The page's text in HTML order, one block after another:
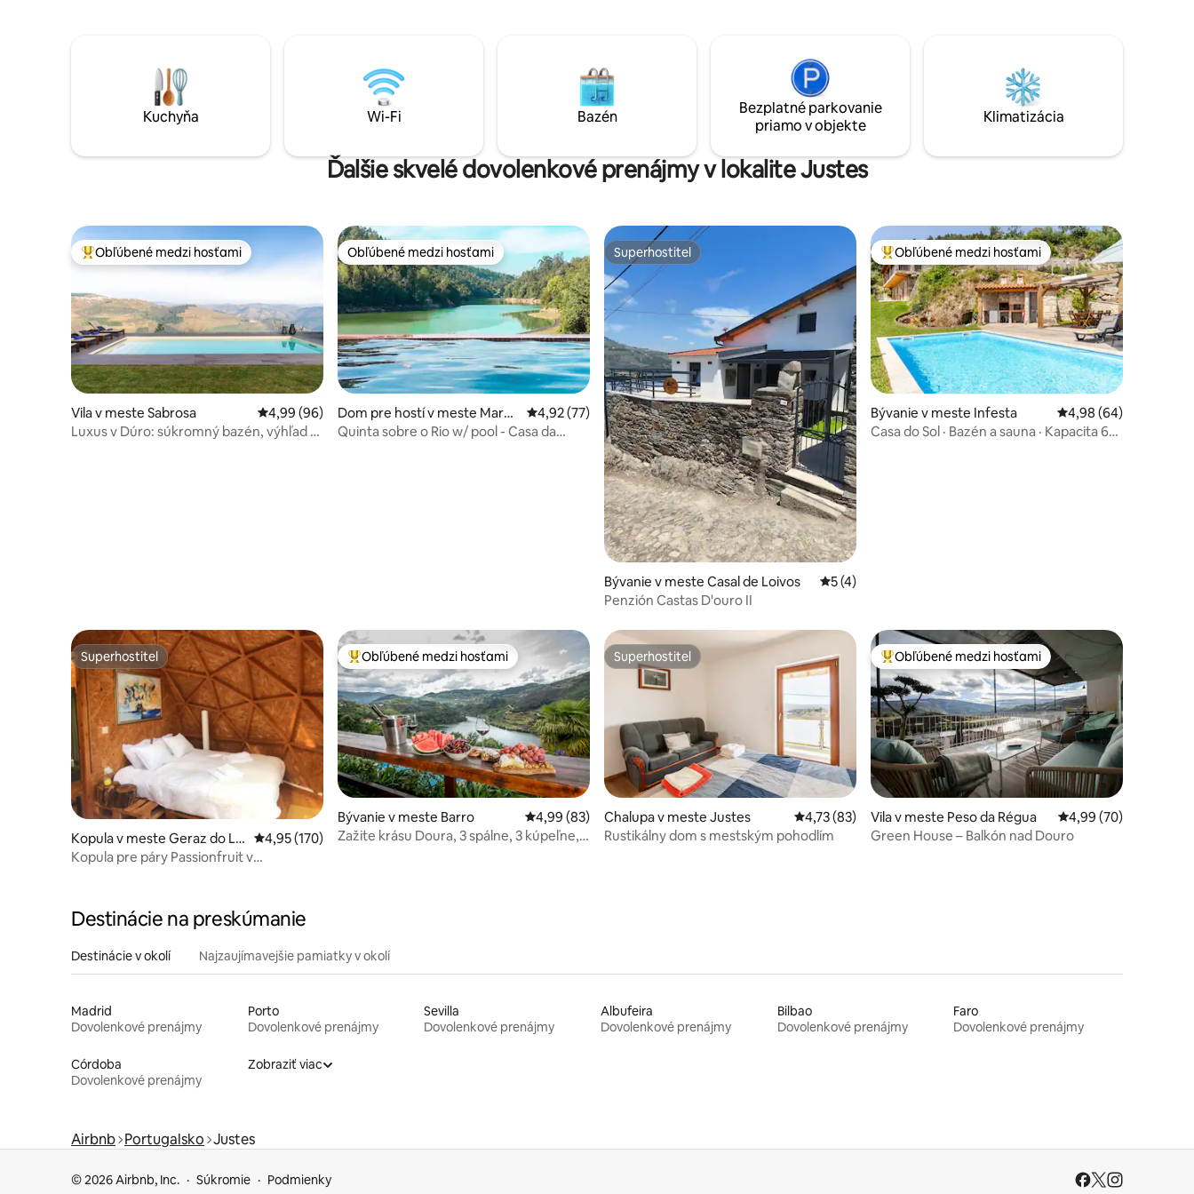
vedľa obývacej izby s fantastickým
výhľadom na rieku Douro, ktorý sa široko
používa na jedlo a neskorý deň. Navštívte
tradičnú farmu Douro!
Kuchyňa Wi-Fi Bazén
Bezplatné parkovanie
priamo v objekte
Klimatizácia
Ďalšie skvelé dovolenkové prenájmy v lokalite Justes
Najobľúbenejšie medzi hosťami
Obľúbené medzi hosťami
Vila v meste Sabrosa Priemerné ohodnotenie 4,99 z 5, počet hodnotení: 96
4,99 (96)
Luxus v Dúro: súkromný bazén, výhľad a
Obľúbené medzi hosťami
Obľúbené medzi hosťami
Dom pre hostí v meste Marco
de Canaveses
Priemerné ohodnotenie 4,92 z 5, počet hodnotení: 77
4,92 (77)
Quinta sobre o Rio w/ pool - Casa da
Superhostiteľ
Superhostiteľ
Bývanie v meste Casal de Loivos Priemerné ohodnotenie 5 z 5, počet hodnotení: 4
5 (4)
Penzión Castas D'ouro II
Najobľúbenejšie medzi hosťami
Obľúbené medzi hosťami
Bývanie v meste Infesta Priemerné
4,98 (64)
Casa do Sol · Bazén a sauna · Kapacita 6
Superhostiteľ
Superhostiteľ
Kopula v meste Geraz do Li
ma
Priemerné ohodnotenie 4,95 z 5, počet hodnotení: 170
4,95 (170)
Kopula pre páry Passionfruit v
Najobľúbenejšie medzi hosťami
Obľúbené medzi hosťami
Bývanie v meste Barro Priemerné ohodnotenie 4,99 z 5, počet hodnotení: 83
4,99 (83)
Zažite krásu Doura, 3 spálne, 3 kúpeľne,
Superhostiteľ
Superhostiteľ
Chalupa v meste Justes Priemerné ohodnotenie 4,73 z 5, počet hodnotení: 83
4,73 (83)
Rustikálny dom s mestským pohodlím
Najobľúbenejšie medzi hosťami
Obľúbené medzi hosťami
Vila v meste Peso da Régua Priemerné
4,99 (70)
Green House – Balkón nad Douro
Destinácie na preskúmanie
Destinácie v okolí Najzaujímavejšie pamiatky v okolí
Madrid
Dovolenkové prenájmy
Porto
Dovolenkové prenájmy
Sevilla
Dovolenkové prenájmy
Albufeira
Dovolenkové prenájmy
Bilbao
Dovolenkové prenájmy
Faro
Dovolenkové prenájmy
Córdoba
Dovolenkové prenájmy
Zobraziť viac
Airbnb Portugalsko Justes
© 2026 Airbnb, Inc. Súkromie Podmienky